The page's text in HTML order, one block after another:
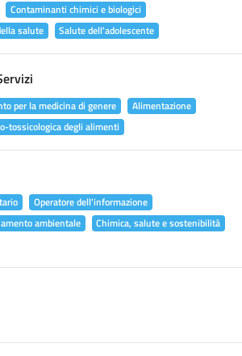
Contaminanti chimici e biologici
salute
Salute dell'adolescente
per la medicina di genere
Alimentazione
tossicologica degli alimenti
Operatore dell'informazione
ambientale
Chimica, salute e sostenibilità